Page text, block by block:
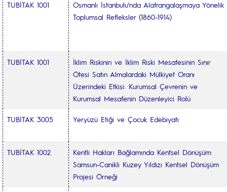
TUBİTAK 1001
Osmanlı İstanbulu'nda Alafrangalaşmaya Yönelik
Toplumsal Refleksler (1860-1914)
TUBİTAK 1001
İklim Riskinin ve İklim Riski Mesafesinin Sınır
Ötesi Satın Almalardaki Mülkiyet Oranı
Üzerindeki Etkisi: Kurumsal Çevrenin ve
Kurumsal Mesafenin Düzenleyici Rolü
TUBİTAK 3005 Yeryüzü Etiği ve Çocuk Edebiyatı
TUBİTAK 1002
Kentli Hakları Bağlamında Kentsel Dönüşüm:
Samsun-Canikli Kuzey Yıldızı Kentsel Dönüşüm
Projesi Örneği